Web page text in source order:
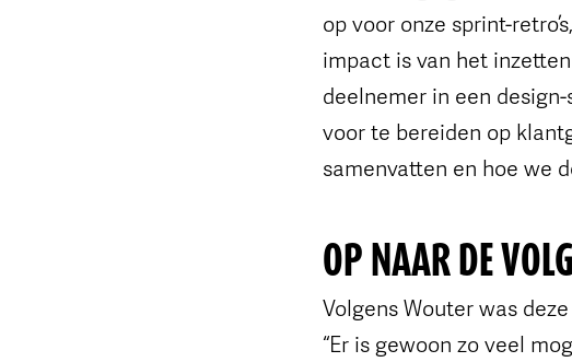
op voor onze sprint-
impact is van het
deelnemer in een
voor te bereiden op
samenvatten en hoe we
OP NAAR DE
Volgens Wouter was
“Er is gewoon zo veel